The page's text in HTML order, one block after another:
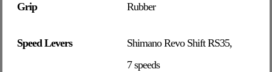
Grip Rubber
Speed Levers
Shimano Revo Shift RS35,
7 speeds